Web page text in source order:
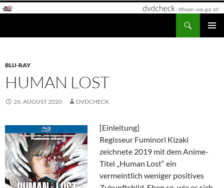
Zum
BLU-RAY
HUMAN LOST
26. AUGUST 2020 DVDCHECK
[Einleitung]
Regisseur Fuminori Kizaki
zeichnete 2019 mit dem Anime-
Titel „Human Lost“ ein
vermeintlich weniger positives